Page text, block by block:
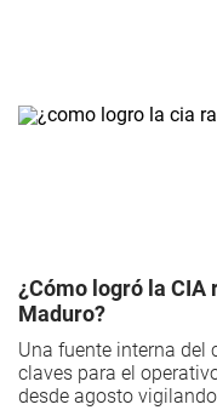
¿Cómo logró la
Maduro?
Una fuente interna del
claves para el
desde agosto